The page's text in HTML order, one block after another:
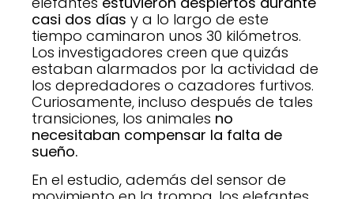
casi dos días y a lo largo de este
tiempo caminaron unos 30 kilómetros.
Los investigadores creen que quizás
estaban alarmados por la actividad de
los depredadores o cazadores furtivos.
Curiosamente, incluso después de tales
transiciones, los animales no
necesitaban compensar la falta de
sueño.
En el estudio, además del sensor de